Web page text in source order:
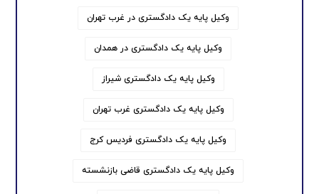
وکیل پایه یک دادگستری در غرب تهران
وکیل پایه یک دادگستری در همدان
وکیل پایه یک دادگستری شیراز
وکیل پایه یک دادگستری غرب تهران
وکیل پایه یک دادگستری فردیس کرج
وکیل پایه یک دادگستری قاضی بازنشسته